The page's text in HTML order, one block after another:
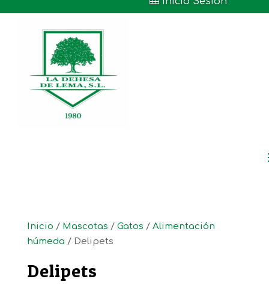
Inicio / Mascotas / Gatos / Alimentación
húmeda / Delipets
Delipets